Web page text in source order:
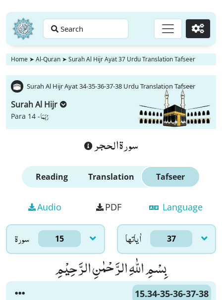
Search Go
Home ➤ Al-Quran ➤ Surah Al Hijr Ayat 37 Urdu Translation Tafseer
Surah Al Hijr Ayat 34-35-36-37-38 Urdu Translation Tafseer
Surah Al Hijr
Para 14 -رُبَمَا
سورة الحجر
Reading Translation Tafseer
Audio PDF Language
سورۃ 15 اٰياتها 37
بِسْمِ اللّٰهِ الرَّحْمٰنِ الرَّحِیْمِ
15.34-35-36-37-38